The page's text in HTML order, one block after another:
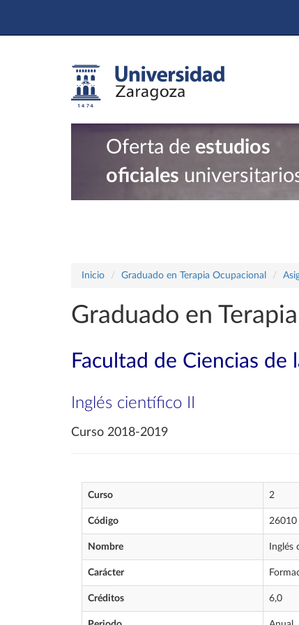
Oferta de estudios
oficiales
Inicio Graduado en Terapia Ocupacional
Graduado en
Facultad de Ciencias de
Inglés científico II
Curso 2018-2019
Curso 2
Código 26010
Nombre Inglés
Carácter
Créditos 6,0